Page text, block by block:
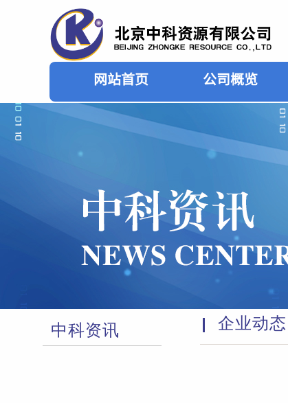
网站首页 公司概览
企业动态
中科资讯